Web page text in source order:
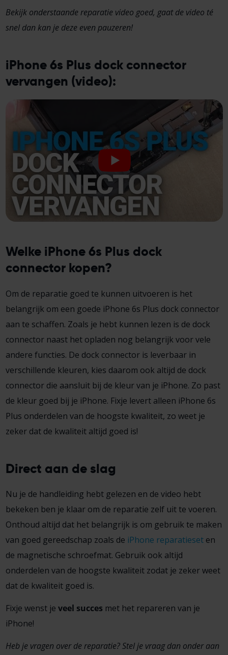
Bekijk onderstaande reparatie video goed, gaat de video té
snel dan kan je deze even pauzeren!
iPhone 6s Plus dock connector
vervangen (video):
Welke iPhone 6s Plus dock
connector kopen?
Om de reparatie goed te kunnen uitvoeren is het
belangrijk om een goede iPhone 6s Plus dock connector
aan te schaffen. Zoals je hebt kunnen lezen is de dock
connector naast het opladen nog belangrijk voor vele
andere functies. De dock connector is leverbaar in
verschillende kleuren, kies daarom ook altijd de dock
connector die aansluit bij de kleur van je iPhone. Zo past
de kleur goed bij je iPhone. Fixje levert alleen iPhone 6s
Plus onderdelen van de hoogste kwaliteit, zo weet je
zeker dat de kwaliteit altijd goed is!
Direct aan de slag
Nu je de handleiding hebt gelezen en de video hebt
bekeken ben je klaar om de reparatie zelf uit te voeren.
Onthoud altijd dat het belangrijk is om gebruik te maken
van goed gereedschap zoals de iPhone reparatieseten
de magnetische schroefmat. Gebruik ook altijd
onderdelen van de hoogste kwaliteit zodat je zeker weet
dat de kwaliteit goed is.
Fixje wenst je veel succes met het repareren van je
iPhone!
Heb je vragen over de reparatie? Stel je vraag dan onder aan